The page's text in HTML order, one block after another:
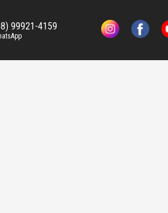
99921-4159